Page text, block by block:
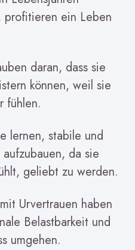
profitieren ein Leben
daran, dass sie
können, weil sie
fühlen.
lernen, stabile und
da sie
geliebt zu werden.
Urvertrauen haben
Belastbarkeit und
umgehen.